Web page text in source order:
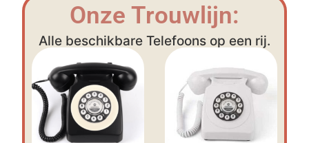
Onze Trouwlijn:
Alle beschikbare Telefoons op een rij.